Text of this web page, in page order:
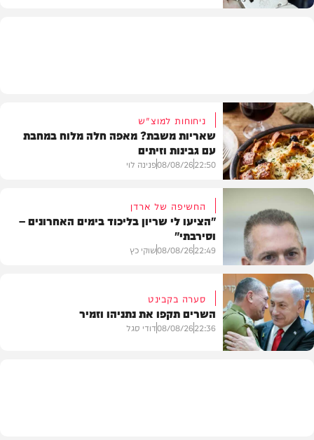
מתכונים
ניחוחות למוצ"ש
שאריות משבת? מאפה חלה מלוח במחבת
עם גבינות וזיתים
22:50
08/08/26פנינה לוי
חדשות
החשיפה של ארדן
"הציעו לי שריון בליכוד בימים האחרונים –
וסירבתי"
22:49
08/08/26שוקי כץ
סערה בקבינט
השרים תקפו את נתניהו וזמיר
22:36
08/08/26דודי סגל